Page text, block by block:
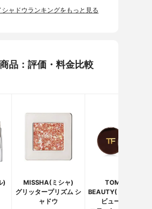
シャドウランキングをもっと見る
品：評価・料金比較
)
MISSHA(ミシャ)
グリッタープリズム シ
ャドウ
TOM FORD
BEAUTY(トムフォード
ビューティー)